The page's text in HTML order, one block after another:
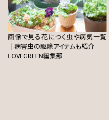
画像で見る花につく虫や病気一覧
｜病害虫の駆除アイテムも紹介
LOVEGREEN編集部